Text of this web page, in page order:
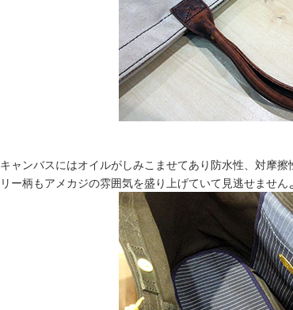
キャンバスにはオイルがしみこませてあり防水性、対摩
リー柄もアメカジの雰囲気を盛り上げていて見逃せませ